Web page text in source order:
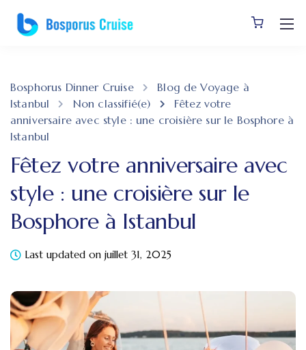
Bosphorus Dinner Cruise
Blog de Voyage à
Istanbul
Non classifié(e)
Fêtez votre
anniversaire avec style : une croisière sur le Bosphore à
Istanbul
Fêtez votre anniversaire avec
style : une croisière sur le
Bosphore à Istanbul
Last updated on juillet 31, 2025